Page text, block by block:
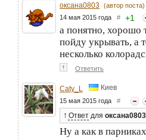
оксана0803 (автор поста)
14 мая 2015 года # +1
а понятно, хорошо
пойду укрывать, а
несколько
↑ Ответить
Caty_L Киев
15 мая 2015 года #
↑ Ответ для оксана0803
Ну а как в